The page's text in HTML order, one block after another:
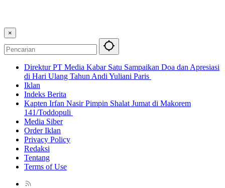
×
Direktur PT Media Kabar Satu Sampaikan Doa dan Apresiasi
di Hari Ulang Tahun Andi Yuliani Paris
Iklan
Indeks Berita
Kapten Irfan Nasir Pimpin Shalat Jumat di Makorem
141/Toddopuli
Media Siber
Order Iklan
Privacy Policy
Redaksi
Tentang
Terms of Use